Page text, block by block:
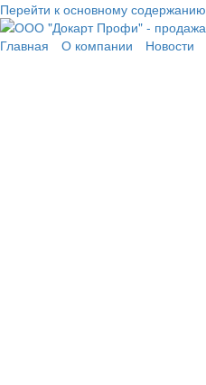
Перейти к основному содержанию
Главная
О компании Новости